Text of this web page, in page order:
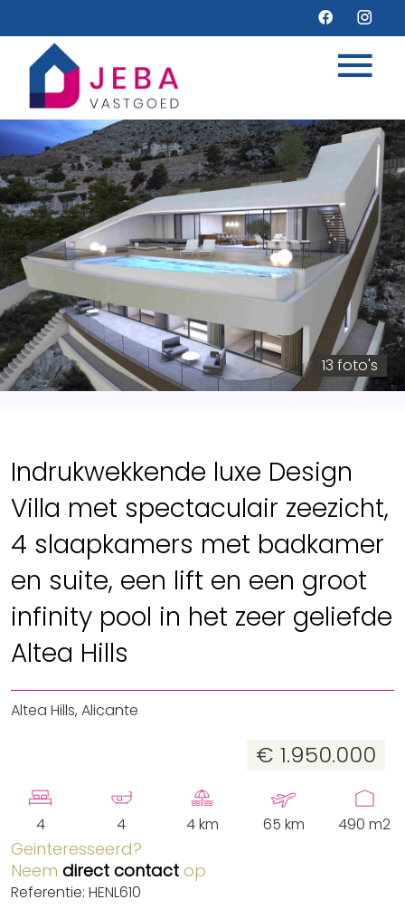
13 foto's
Indrukwekkende luxe Design
Villa met spectaculair zeezicht,
4 slaapkamers met badkamer
en suite, een lift en een groot
infinity pool in het zeer geliefde
Altea Hills
Altea Hills, Alicante
€ 1.950.000
4 4 4 km 65 km 490 m2
Geinteresseerd?
Neem direct contact op
Referentie: HENL610